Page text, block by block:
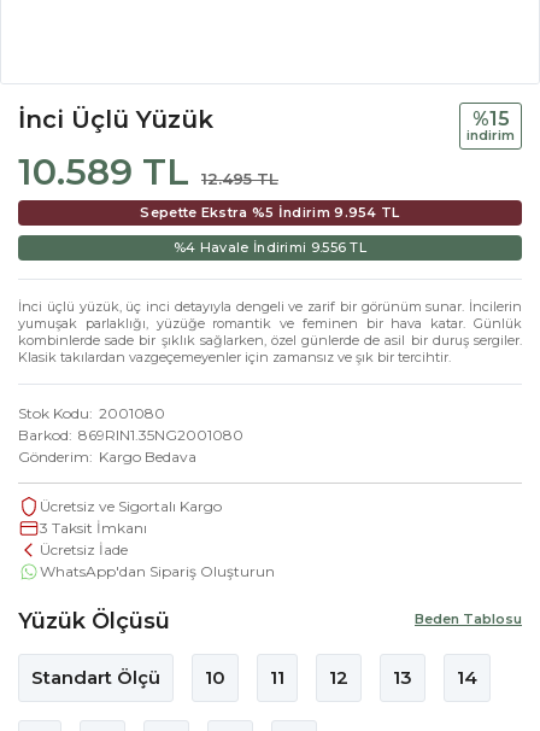
İnci Üçlü Yüzük
10.589 TL 12.495 TL
%15
i̇ndi̇ri̇m
Sepette Ekstra %5 İndirim9.954 TL
%4 Havale İndirimi 9.556 TL
İnci üçlü yüzük, üç inci detayıyla dengeli ve zarif bir görünüm sunar. İncilerin
yumuşak parlaklığı, yüzüğe romantik ve feminen bir hava katar. Günlük
kombinlerde sade bir şıklık sağlarken, özel günlerde de asil bir duruş sergiler.
Klasik takılardan vazgeçemeyenler için zamansız ve şık bir tercihtir.
Stok Kodu 2001080
Barkod 869RIN1.35NG2001080
Gönderim
Kargo Bedava
Ücretsiz ve Sigortalı Kargo
3 Taksit İmkanı
Ücretsiz İade
WhatsApp'dan Sipariş Oluşturun
Beden Tablosu
Yüzük Ölçüsü
Standart Ölçü 10 11 12 13 14